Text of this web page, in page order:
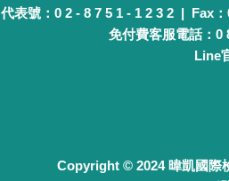
代表號：0 2 - 8 7 5 1 - 1 2 3 2 | Fax
免付費客服電話：0
Line
Copyright © 2024 暐凱國際